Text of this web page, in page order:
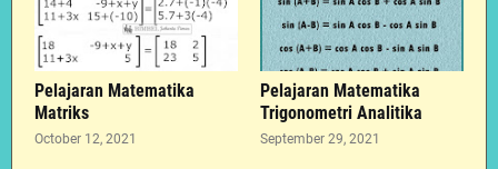
Pelajaran Matematika
Matriks
October 12, 2021
Pelajaran Matematika
Trigonometri Analitika
September 29, 2021